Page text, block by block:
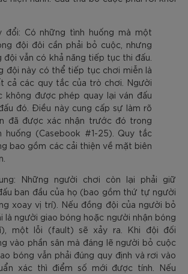
đổi: Có những tình huống mà một
đội đôi cần phải bỏ cuộc, nhưng
đội vẫn có khả năng tiếp tục thi đấu.
đội này có thể tiếp tục chơi miễn là
cả các quy tắc của trò chơi. Người
không được phép quay lại ván đấu
đó. Điều này cung cấp sự làm rõ
đã được xác nhận trước đó trong
huống (Casebook #1-25). Quy tắc
bao gồm các cải thiện về mặt biên
Những người chơi còn lại phải giữ
ban đầu của họ (bao gồm thứ tự người
xoay vị trí). Nếu đồng đội của người bỏ
là người giao bóng hoặc người nhận bóng
một lỗi (fault) sẽ xảy ra. Khi đội đối
vào phần sân mà đáng lẽ người bỏ cuộc
bóng vẫn phải đúng quy định và rơi vào
xác thì điểm số mới được tính. Nếu